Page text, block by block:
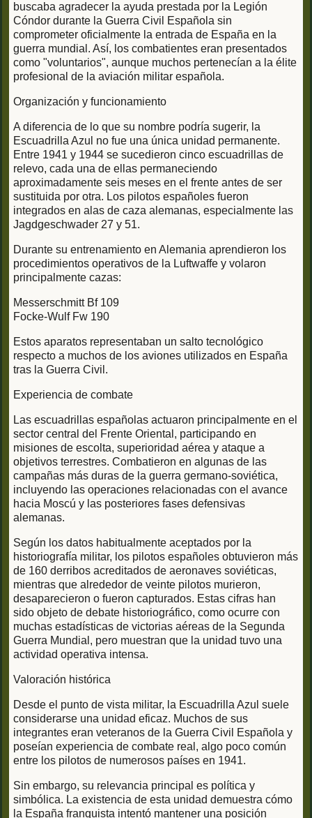
buscaba agradecer la ayuda prestada por la Legión
Cóndor durante la Guerra Civil Española sin
comprometer oficialmente la entrada de España en la
guerra mundial. Así, los combatientes eran presentados
como "voluntarios", aunque muchos pertenecían a la élite
profesional de la aviación militar española.
Organización y funcionamiento
A diferencia de lo que su nombre podría sugerir, la
Escuadrilla Azul no fue una única unidad permanente.
Entre 1941 y 1944 se sucedieron cinco escuadrillas de
relevo, cada una de ellas permaneciendo
aproximadamente seis meses en el frente antes de ser
sustituida por otra. Los pilotos españoles fueron
integrados en alas de caza alemanas, especialmente las
Jagdgeschwader 27 y 51.
Durante su entrenamiento en Alemania aprendieron los
procedimientos operativos de la Luftwaffe y volaron
principalmente cazas:
Messerschmitt Bf 109
Focke-Wulf Fw 190
Estos aparatos representaban un salto tecnológico
respecto a muchos de los aviones utilizados en España
tras la Guerra Civil.
Experiencia de combate
Las escuadrillas españolas actuaron principalmente en el
sector central del Frente Oriental, participando en
misiones de escolta, superioridad aérea y ataque a
objetivos terrestres. Combatieron en algunas de las
campañas más duras de la guerra germano-soviética,
incluyendo las operaciones relacionadas con el avance
hacia Moscú y las posteriores fases defensivas
alemanas.
Según los datos habitualmente aceptados por la
historiografía militar, los pilotos españoles obtuvieron más
de 160 derribos acreditados de aeronaves soviéticas,
mientras que alrededor de veinte pilotos murieron,
desaparecieron o fueron capturados. Estas cifras han
sido objeto de debate historiográfico, como ocurre con
muchas estadísticas de victorias aéreas de la Segunda
Guerra Mundial, pero muestran que la unidad tuvo una
actividad operativa intensa.
Valoración histórica
Desde el punto de vista militar, la Escuadrilla Azul suele
considerarse una unidad eficaz. Muchos de sus
integrantes eran veteranos de la Guerra Civil Española y
poseían experiencia de combate real, algo poco común
entre los pilotos de numerosos países en 1941.
Sin embargo, su relevancia principal es política y
simbólica. La existencia de esta unidad demuestra cómo
la España franquista intentó mantener una posición